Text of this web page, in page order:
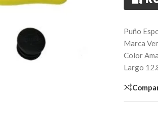
Puño
Marca
Color
Largo